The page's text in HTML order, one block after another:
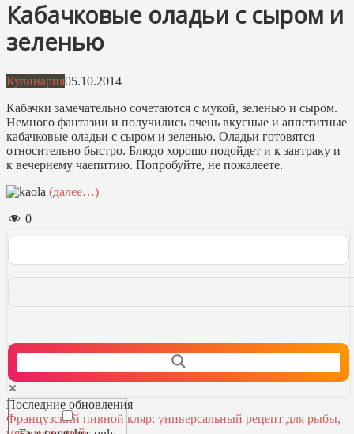
Кабачковые оладьи с сыром и
зеленью
Кулинария05.10.2014
Кабачки замечательно сочетаются с мукой, зеленью и сыром.
Немного фантазии и получились очень вкусные и аппетитные
кабачковые оладьи с сыром и зеленью. Оладьи готовятся
относительно быстро. Блюдо хорошо подойдет и к завтраку и
к вечернему чаепитию. Попробуйте, не пожалеете.
(далее…)
0
Последние обновления
Французский пивной кляр: универсальный рецепт для рыбы,